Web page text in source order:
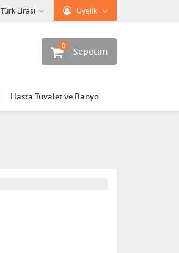
Üyelik
Türk Lirası
Sepetim
0
Hasta Tuvalet ve Banyo